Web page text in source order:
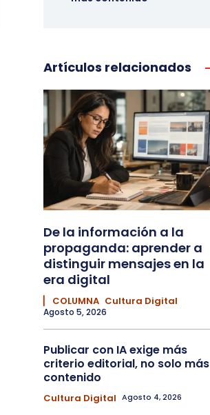
Artículos relacionados
De la información a la
propaganda: aprender a
distinguir mensajes en la
era digital
▏ COLUMNA Cultura Digital
Agosto 5, 2026
Publicar con IA exige más
criterio editorial, no solo más
contenido
Cultura Digital Agosto 4, 2026